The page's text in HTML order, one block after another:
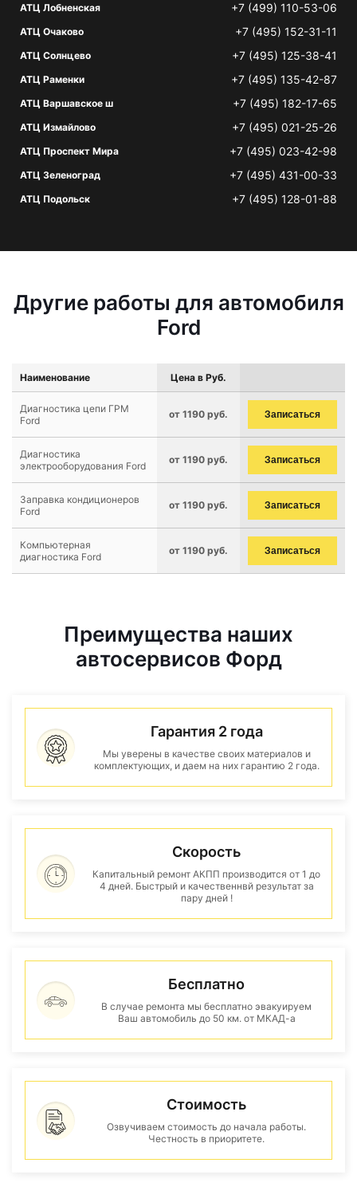
АТЦ Лобненская +7 (499) 110-53-06
АТЦ Очаково +7 (495) 152-31-11
АТЦ Солнцево +7 (495) 125-38-41
АТЦ Раменки +7 (495) 135-42-87
АТЦ Варшавское ш +7 (495) 182-17-65
АТЦ Измайлово +7 (495) 021-25-26
АТЦ Проспект Мира +7 (495) 023-42-98
АТЦ Зеленоград +7 (495) 431-00-33
АТЦ Подольск +7 (495) 128-01-88
Другие работы для автомобиля
Ford
Наименование Цена в Руб.
Диагностика цепи ГРМ
Ford
от 1190 руб. Записаться
Диагностика
электрооборудования Ford
от 1190 руб. Записаться
Заправка кондиционеров
Ford
от 1190 руб. Записаться
Компьютерная
диагностика Ford
от 1190 руб. Записаться
Преимущества наших
автосервисов Форд
Гарантия 2 года
Мы уверены в качестве своих материалов и
комплектующих, и даем на них гарантию 2 года.
Скорость
Капитальный ремонт АКПП производится от 1 до
4 дней. Быстрый и качественнвй результат за
пару дней !
Бесплатно
В случае ремонта мы бесплатно эвакуируем
Ваш автомобиль до 50 км. от МКАД-а
Стоимость
Озвучиваем стоимость до начала работы.
Честность в приоритете.